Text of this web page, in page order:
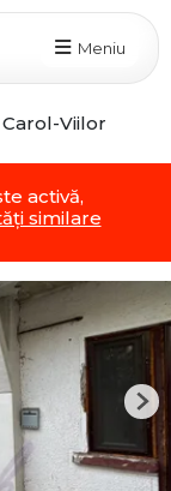
Meniu
Viilor
activă,
similare